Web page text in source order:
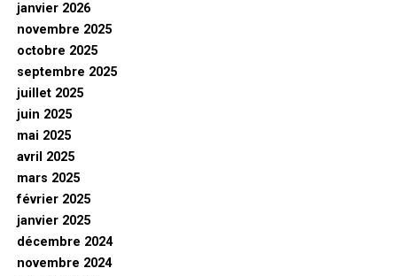
janvier 2026
novembre 2025
octobre 2025
septembre 2025
juillet 2025
juin 2025
mai 2025
avril 2025
mars 2025
février 2025
janvier 2025
décembre 2024
novembre 2024